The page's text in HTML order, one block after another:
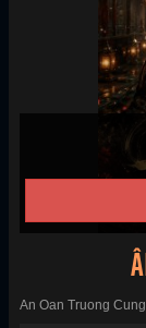
An Oan Truong